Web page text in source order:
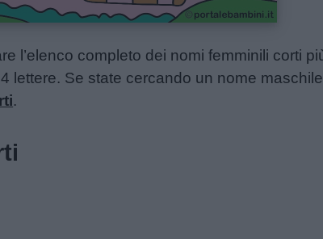
l’elenco completo dei nomi femminili corti
lettere. Se state cercando un nome
.